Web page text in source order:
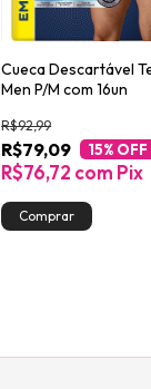
Cueca Descartável
Men P/M com 16un
R$79,09
R$92,99
15% OFF
R$76,72 com Pix